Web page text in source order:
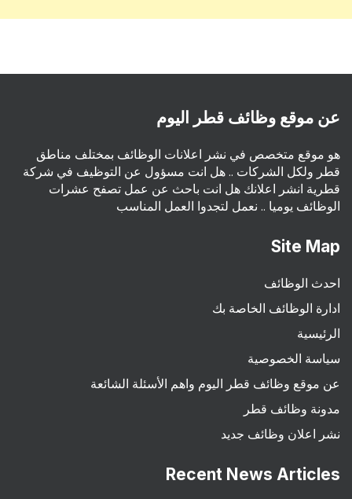
عن موقع وظائف قطر اليوم
هو موقع متخصص في نشر اعلانات الوظائف بمختلف مناطق
قطر ولكل الشركات .. هل انت مسؤول عن التوظيف في شركة
قطرية انشر اعلانك هل انت باحث عن عمل تصفح عشرات
الوظائف يوميا .. نعمل لتجدوا العمل المناسب
Site Map
احدث الوظائف
ادارة الوظائف الخاصة بك
الرئيسية
سياسة الخصوصية
عن موقع وظائف قطر اليوم واهم الأسئلة الشائعة
مدونة وظائف قطر
نشر اعلان وظائف جديد
Recent News Articles